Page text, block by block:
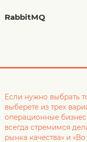
RabbitMQ
Если нужно выбрать
выберете из трех
операционные
всегда стремимся
рынка качества» и «Во